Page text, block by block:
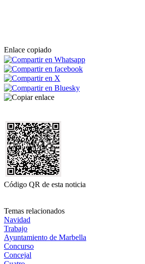
Enlace copiado
Código QR de esta noticia
Temas relacionados
Navidad
Trabajo
Ayuntamiento de Marbella
Concurso
Concejal